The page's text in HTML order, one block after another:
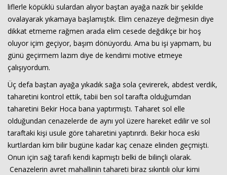
liflerle köpüklü sulardan alıyor baştan ayağa nazik bir şekilde
ovalayarak yıkamaya başlamıştık. Elim cenazeye değmesin diye
dikkat etmeme rağmen arada elim cesede değdikçe bir hoş
oluyor içim geçiyor, başım dönüyordu. Ama bu işi yapmam, bu
günü geçirmem lazım diye de kendimi motive etmeye
çalışıyordum.
Üç defa baştan ayağa yıkadık sağa sola çevirerek, abdest verdik,
taharetini kontrol ettik, tabii ben sol tarafta olduğumdan
taharetini Bekir Hoca bana yaptırmıştı. Taharet sol elle
olduğundan cenazelerde de aynı yol üzere hareket edilir ve sol
taraftaki kişi usule göre taharetini yaptırırdı. Bekir hoca eski
kurtlardan kim bilir bugüne kadar kaç cenaze elinden geçmişti.
Onun için sağ tarafı kendi kapmıştı belki de bilinçli olarak.
Cenazelerin avret mahallinin tahareti biraz sıkıntılı olur kimi